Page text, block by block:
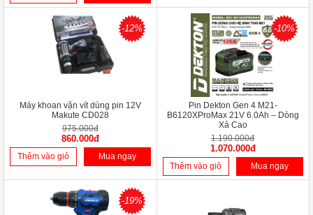
-12%
Máy khoan vặn vít dùng pin 12V
Makute CD028
975.000đ
860.000đ
Thêm vào giỏ Mua ngay
-10%
Pin Dekton Gen 4 M21-
B6120XProMax 21V 6.0Ah – Dòng
Xả Cao
1.190.000đ
1.070.000đ
Thêm vào giỏ Mua ngay
-19%